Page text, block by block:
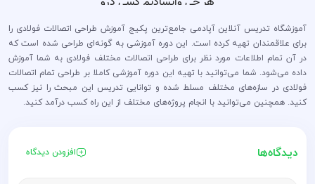
آموزشگاه تدریس آنلاین آپادمی جامع‌ترین پکیج آموزش طراحی اتصالات فولادی را
برای علاقمندان تهیه کرده است. این دوره آموزشی به گونه‌ای طراحی شده است که
در آن تمام اطلاعات مورد نظر برای طراحی اتصالات مختلف فولادی به شما آموزش
داده می‌شود. شما می‌توانید با تهیه این دوره آموزشی کاملا بر طراحی تمام اتصالات
فولادی در سازه‌های مختلف مسلط شده و توانایی تدریس این مبحث را نیز کسب
کنید. همچنین می‌توانید با انجام پروژه‌های مختلف از این راه کسب درآمد کنید.
دیدگاه‌ها افزودن دیدگاه